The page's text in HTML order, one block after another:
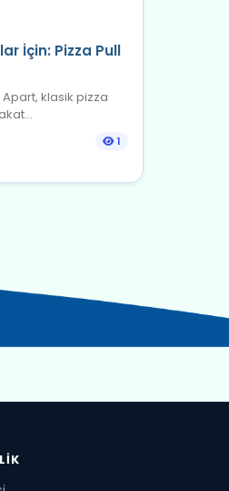
İçin: Pizza Pull
Apart, klasik pizza
1